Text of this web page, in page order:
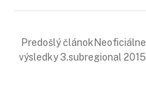
Predošlý článokNeoficiálne
výsledky 3.subregional 2015